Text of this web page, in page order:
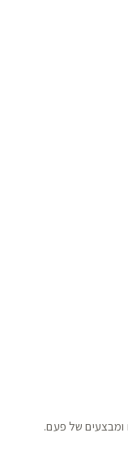
.הירשם כדי לקבל הצעות מיוחדות, מתנות חינם ומבצעים של פעם